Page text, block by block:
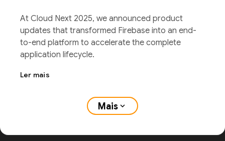
At Cloud Next 2025, we announced product
updates that transformed Firebase into an end-
to-end platform to accelerate the complete
application lifecycle.
Ler mais
Mais expand_more